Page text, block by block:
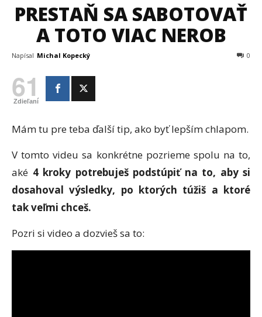
PRESTAŇ SA SABOTOVAŤ
A TOTO VIAC NEROB
Napísal Michal Kopecký 0
61
Zdieľaní
Mám tu pre teba ďalší tip, ako byť lepším chlapom.
V tomto videu sa konkrétne pozrieme spolu na to,
aké 4 kroky potrebuješ podstúpiť na to, aby si
dosahoval výsledky, po ktorých túžiš a ktoré
tak veľmi chceš.
Pozri si video a dozvieš sa to: